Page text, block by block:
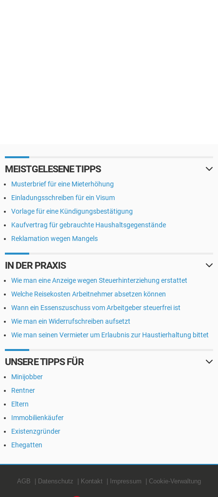
MEISTGELESENE TIPPS
Musterbrief für eine Mieterhöhung
Einladungsschreiben für ein Visum
Vorlage für eine Kündigungsbestätigung
Kaufvertrag für gebrauchte Haushaltsgegenstände
Reklamation wegen Mangels
IN DER PRAXIS
Wie man eine Anzeige wegen Steuerhinterziehung erstattet
Welche Reisekosten Arbeitnehmer absetzen können
Wann ein Essenszuschuss vom Arbeitgeber steuerfrei ist
Wie man ein Widerrufschreiben aufsetzt
Wie man seinen Vermieter um Erlaubnis zur Haustierhaltung bittet
UNSERE TIPPS FÜR
Minijobber
Rentner
Eltern
Immobilienkäufer
Existenzgründer
Ehegatten
AGB Datenschutz Kontakt Impressum Cookie-Verwaltung